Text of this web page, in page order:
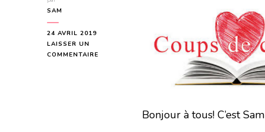
SAM
24 AVRIL 2019
LAISSER UN
COMMENTAIRE
Bonjour à tous! C’est Sam